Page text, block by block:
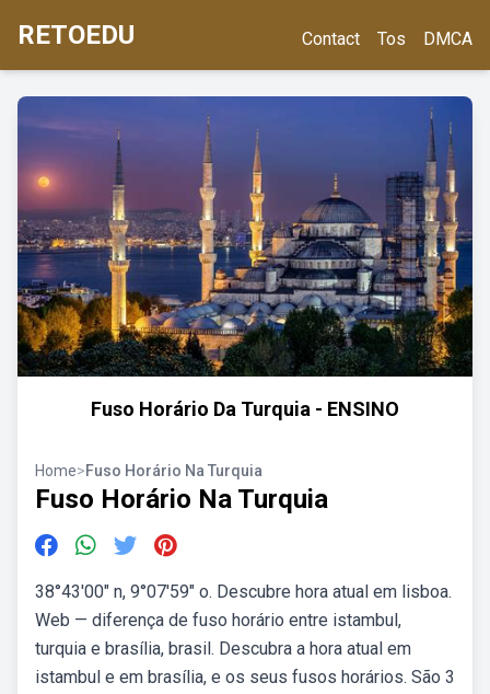
RETOEDU Contact Tos DMCA
Fuso Horário Da Turquia - ENSINO
Home>Fuso Horário Na Turquia
Fuso Horário Na Turquia
38°43′00″ n, 9°07′59″ o. Descubre hora atual em lisboa.
Web — diferença de fuso horário entre istambul,
turquia e brasília, brasil. Descubra a hora atual em
istambul e em brasília, e os seus fusos horários. São 3